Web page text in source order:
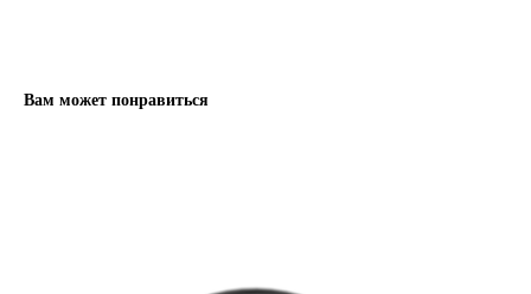
Вам может понравиться